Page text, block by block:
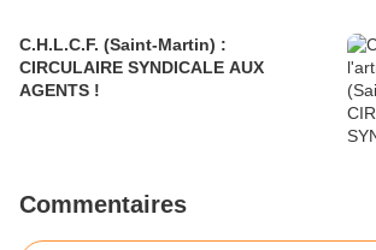
C.H.L.C.F. (Saint-Martin) :
CIRCULAIRE SYNDICALE AUX
AGENTS !
Commentaires